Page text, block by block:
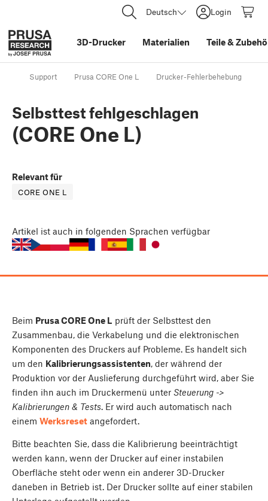
Deutsch Login
3D-Drucker Materialien Teile&
Support Prusa CORE One L Drucker-Fehlerbehebung
Selbsttest fehlgeschlagen
(CORE One L)
Relevant für
CORE ONE L
Artikel ist auch in folgenden Sprachen verfügbar
Beim Prusa CORE One L prüft der Selbsttest den
Zusammenbau, die Verkabelung und die elektronischen
Komponenten des Druckers auf Probleme. Es handelt sich
um den Kalibrierungsassistenten, der während der
Produktion vor der Auslieferung durchgeführt wird, aber Sie
finden ihn auch im Druckermenü unter Steuerung ->
Kalibrierungen & Tests. Er wird auch automatisch nach
einem Werksreset angefordert.
Bitte beachten Sie, dass die Kalibrierung beeinträchtigt
werden kann, wenn der Drucker auf einer instabilen
Oberfläche steht oder wenn ein anderer 3D-Drucker
daneben in Betrieb ist. Der Drucker sollte auf einer stabilen